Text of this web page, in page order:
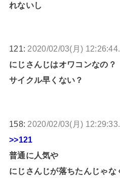
れないし
121: 2020/02/03(月)
にじさんじはオワコンなの？
サイクル早くない？
158: 2020/02/03(月)
>>121
普通に人気や
にじさんじが落ちたんじゃな